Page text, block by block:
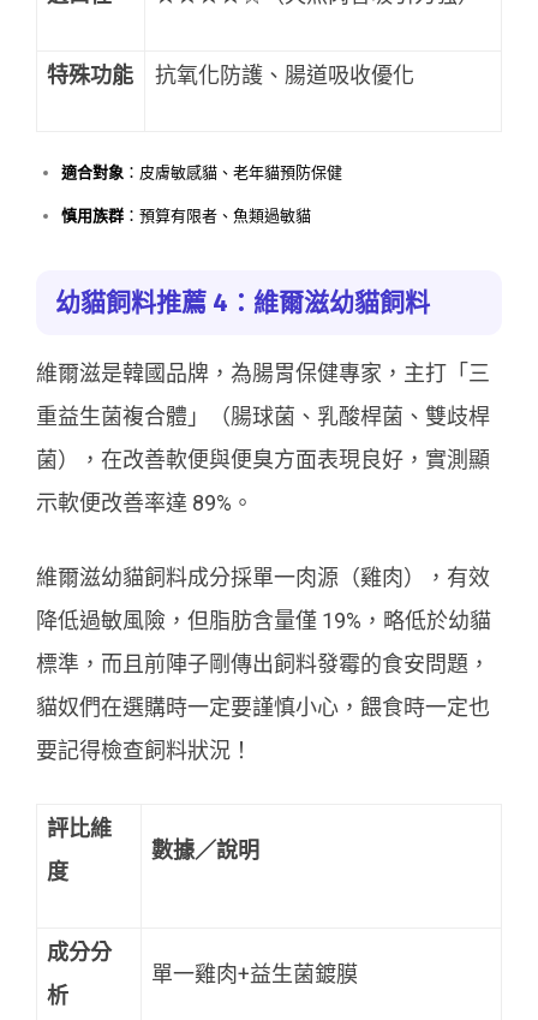
特殊功能 抗氧化防護、腸道吸收優化
適合對象 ：皮膚敏感貓、老年貓預防保健
慎用族群 ：預算有限者、魚類過敏貓
幼貓飼料推薦 4：維爾滋幼貓飼料
維爾滋是韓國品牌，為腸胃保健專家，主打「三
重益生菌複合體」（腸球菌、乳酸桿菌、雙歧桿
菌），在改善軟便與便臭方面表現良好，實測顯
示軟便改善率達 89%。
維爾滋幼貓飼料成分採單一肉源（雞肉），有效
降低過敏風險，但脂肪含量僅 19%，略低於幼貓
標準，而且前陣子剛傳出飼料發霉的食安問題，
貓奴們在選購時一定要謹慎小心，餵食時一定也
要記得檢查飼料狀況！
評比維
度
數據／說明
成分分
析
單一雞肉+益生菌鍍膜